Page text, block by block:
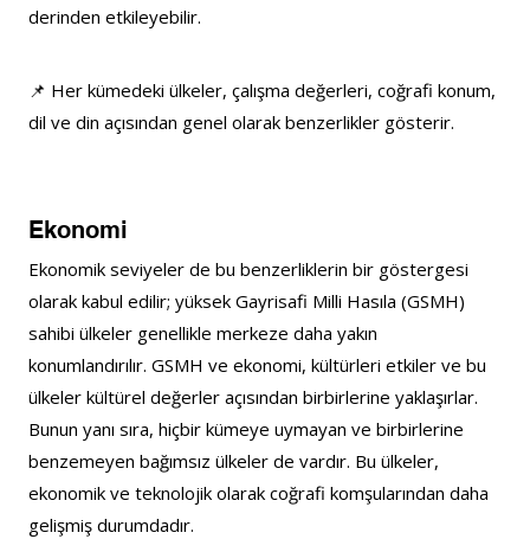
derinden etkileyebilir.
📌 Her kümedeki ülkeler, çalışma değerleri, coğrafi konum,
dil ve din açısından genel olarak benzerlikler gösterir.
Ekonomi
Ekonomik seviyeler de bu benzerliklerin bir göstergesi
olarak kabul edilir; yüksek Gayrisafi Milli Hasıla (GSMH)
sahibi ülkeler genellikle merkeze daha yakın
konumlandırılır. GSMH ve ekonomi, kültürleri etkiler ve bu
ülkeler kültürel değerler açısından birbirlerine yaklaşırlar.
Bunun yanı sıra, hiçbir kümeye uymayan ve birbirlerine
benzemeyen bağımsız ülkeler de vardır. Bu ülkeler,
ekonomik ve teknolojik olarak coğrafi komşularından daha
gelişmiş durumdadır.